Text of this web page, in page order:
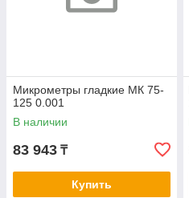
Микрометры гладкие МК 75-
125 0.001
В наличии
83 943 ₸
Купить